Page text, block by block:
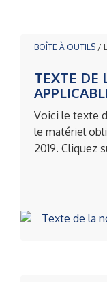
BOÎTE À OUTILS /
TEXTE DE
Voici le texte
le matériel
2019. Cliquez